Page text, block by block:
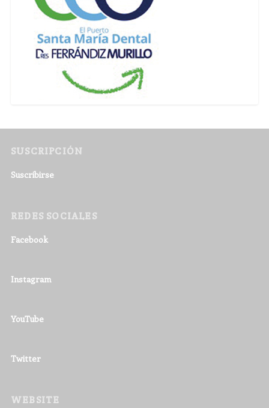
SUSCRIPCIÓN
Suscribirse
REDES SOCIALES
Facebook
Instagram
YouTube
Twitter
WEBSITE